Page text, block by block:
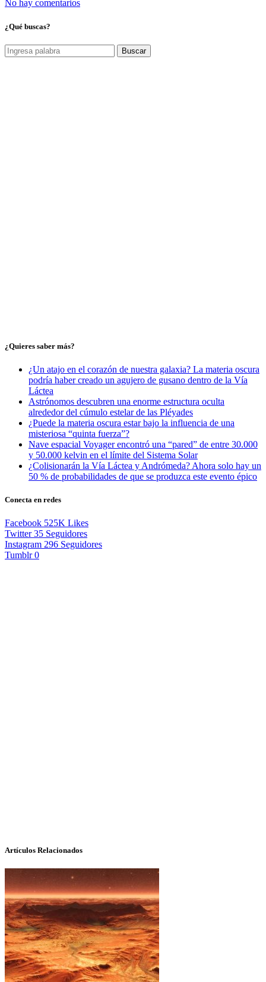
No hay comentarios
¿Qué buscas?
Buscar
¿Quieres saber más?
¿Un atajo en el corazón de nuestra galaxia? La materia oscura
podría haber creado un agujero de gusano dentro de la Vía
Láctea
Astrónomos descubren una enorme estructura oculta
alrededor del cúmulo estelar de las Pléyades
¿Puede la materia oscura estar bajo la influencia de una
misteriosa “quinta fuerza”?
Nave espacial Voyager encontró una “pared” de entre 30.000
y 50.000 kelvin en el límite del Sistema Solar
¿Colisionarán la Vía Láctea y Andrómeda? Ahora solo hay un
50 % de probabilidades de que se produzca este evento épico
Conecta en redes
Facebook 525K Likes
Twitter 35 Seguidores
Instagram 296 Seguidores
Tumblr 0
Artículos Relacionados